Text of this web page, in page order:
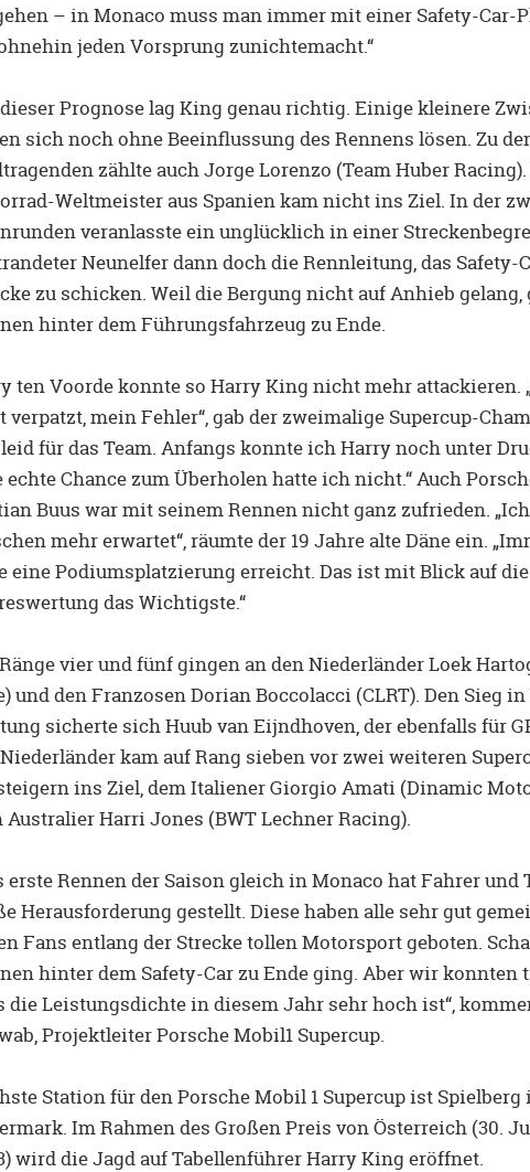
– in Monaco muss man immer mit einer Safety-Car-
jeden Vorsprung zunichtemacht.“
Prognose lag King genau richtig. Einige kleinere
sich noch ohne Beeinflussung des Rennens lösen. Zu
zählte auch Jorge Lorenzo (Team Huber
Weltmeister aus Spanien kam nicht ins Ziel. In der
veranlasste ein unglücklich in einer
Neunelfer dann doch die Rennleitung, das Safety-
zu schicken. Weil die Bergung nicht auf Anhieb gelang,
hinter dem Führungsfahrzeug zu Ende.
ten Voorde konnte so Harry King nicht mehr attackieren.
verpatzt, mein Fehler“, gab der zweimalige Supercup-
für das Team. Anfangs konnte ich Harry noch unter
echte Chance zum Überholen hatte ich nicht.“ Auch
Buus war mit seinem Rennen nicht ganz zufrieden.
mehr erwartet“, räumte der 19 Jahre alte Däne ein.
eine Podiumsplatzierung erreicht. Das ist mit Blick auf die
das Wichtigste.“
vier und fünf gingen an den Niederländer Loek
und den Franzosen Dorian Boccolacci (CLRT). Den Sieg
sicherte sich Huub van Eijndhoven, der ebenfalls für
kam auf Rang sieben vor zwei weiteren
ins Ziel, dem Italiener Giorgio Amati (Dinamic
Australier Harri Jones (BWT Lechner Racing).
erste Rennen der Saison gleich in Monaco hat Fahrer und
Herausforderung gestellt. Diese haben alle sehr gut
Fans entlang der Strecke tollen Motorsport geboten.
hinter dem Safety-Car zu Ende ging. Aber wir konnten
die Leistungsdichte in diesem Jahr sehr hoch ist“,
Projektleiter Porsche Mobil1 Supercup.
Station für den Porsche Mobil 1 Supercup ist Spielberg
Im Rahmen des Großen Preis von Österreich (30.
wird die Jagd auf Tabellenführer Harry King eröffnet.